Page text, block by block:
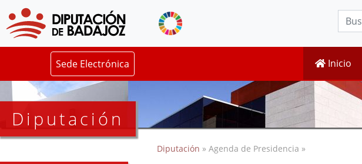
Sede Electrónica Inicio
Diputación
Diputación » Agenda de Presidencia »